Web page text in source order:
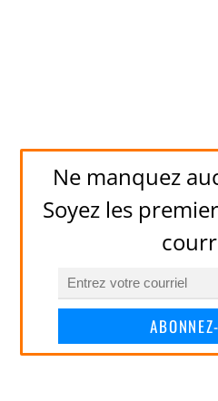
Ne manquez
Soyez les